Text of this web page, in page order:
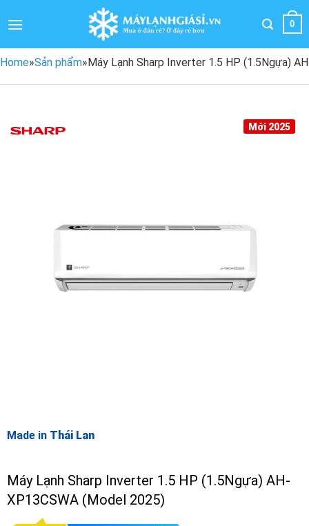
qua
dung
0
Home»Sản phẩm»Máy Lạnh Sharp Inverter 1.5 HP (1.5Ngựa)
Mới 2025
Made in Thái Lan
Máy Lạnh Sharp Inverter 1.5 HP (1.5Ngựa) AH-
XP13CSWA (Model 2025)